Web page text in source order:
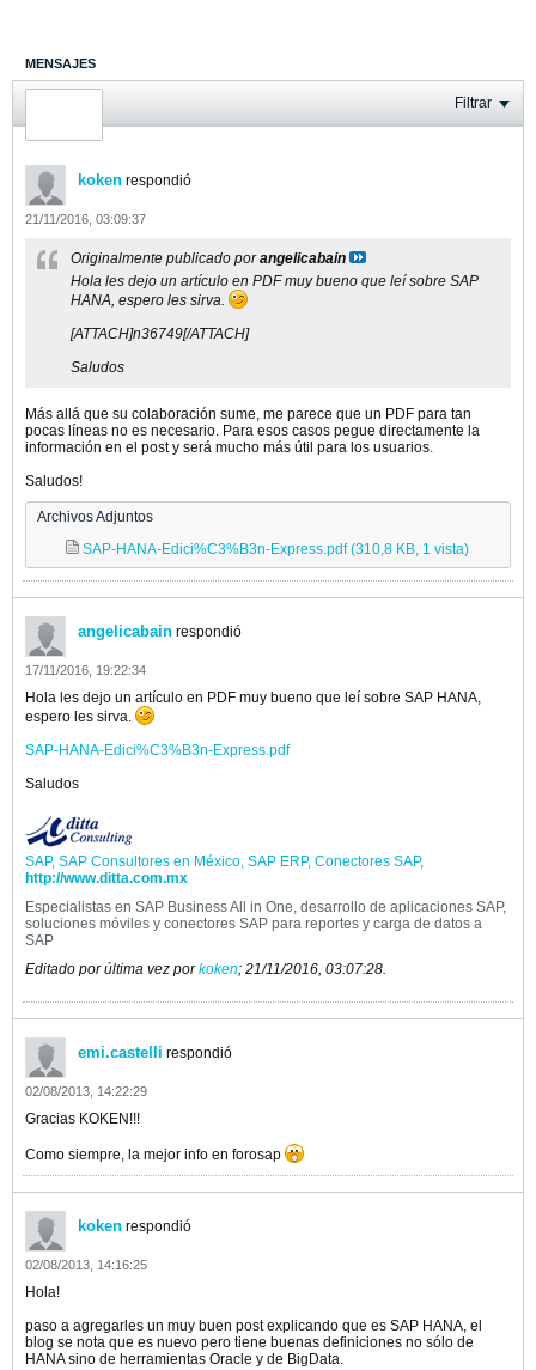
MENSAJES
ÚLTIMA ACTIVIDAD Filtrar
koken respondió
21/11/2016, 03:09:37
Originalmente publicado porangelicabain
Hola les dejo un artículo en PDF muy bueno que leí sobre SAP
HANA, espero les sirva.
[ATTACH]n36749[/ATTACH]
Saludos
Más allá que su colaboración sume, me parece que un PDF para tan
pocas líneas no es necesario. Para esos casos pegue directamente la
información en el post y será mucho más útil para los usuarios.
Saludos!
Archivos Adjuntos
SAP-HANA-Edici%C3%B3n-Express.pdf (310,8 KB, 1 vista)
angelicabain respondió
17/11/2016, 19:22:34
Hola les dejo un artículo en PDF muy bueno que leí sobre SAP HANA,
espero les sirva.
SAP-HANA-Edici%C3%B3n-Express.pdf
Saludos
SAP, SAP Consultores en México, SAP ERP, Conectores SAP,
http://www.ditta.com.mx
Especialistas en SAP Business All in One, desarrollo de aplicaciones SAP,
soluciones móviles y conectores SAP para reportes y carga de datos a
SAP
Editado por última vez porkoken; 21/11/2016, 03:07:28.
emi.castelli respondió
02/08/2013, 14:22:29
Gracias KOKEN!!!
Como siempre, la mejor info en forosap
koken respondió
02/08/2013, 14:16:25
Hola!
paso a agregarles un muy buen post explicando que es SAP HANA, el
blog se nota que es nuevo pero tiene buenas definiciones no sólo de
HANA sino de herramientas Oracle y de BigData.